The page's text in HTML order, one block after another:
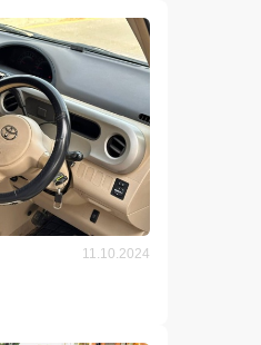
11.10.2024